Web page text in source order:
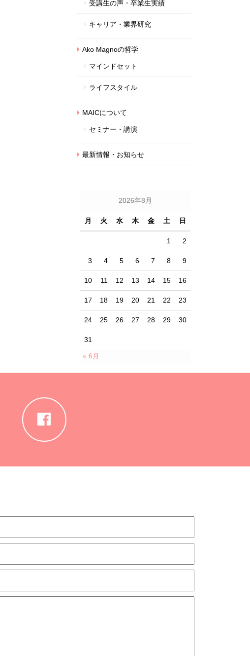
受講生の声・卒業生実績
キャリア・業界研究
Ako Magnoの哲学
マインドセット
ライフスタイル
MAICについて
セミナー・講演
最新情報・お知らせ
2026年8月
月 火 水 木 金 土 日
1 2
3 4 5 6 7 8 9
10 11 12 13 14 15 16
17 18 19 20 21 22 23
24 25 26 27 28 29 30
31
« 6月